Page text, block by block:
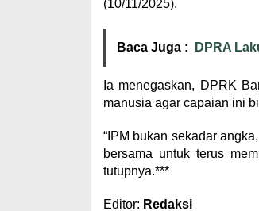
(10/11/2025).
Baca Juga : DPRA
Ia menegaskan, DPRK
manusia agar capaian ini
“IPM bukan sekadar
bersama untuk terus
tutupnya.***
Editor: Redaksi